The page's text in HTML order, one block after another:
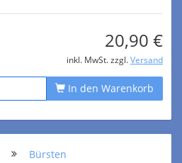
20,90 €
inkl. MwSt. zzgl. Versand
In den Warenkorb
Bürsten